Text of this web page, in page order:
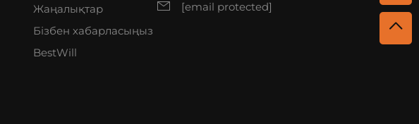
Жаңалықтар
Бізбен хабарласыңыз
BestWill
[email protected]